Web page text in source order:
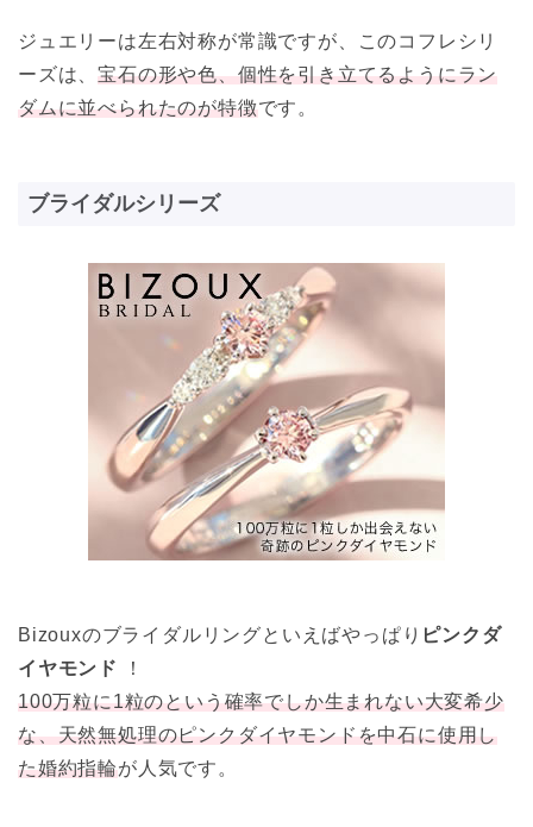
ジュエリーは左右対称が常識ですが、このコフレシリ
ーズは、宝石の形や色、個性を引き立てるようにラン
ダムに並べられたのが特徴です。
ブライダルシリーズ
Bizouxのブライダルリングといえばやっぱり ピンクダ
イヤモンド
！
100万粒に1粒のという確率でしか生まれない大変希少
な、天然無処理のピンクダイヤモンドを中石に使用し
た婚約指輪が人気です。